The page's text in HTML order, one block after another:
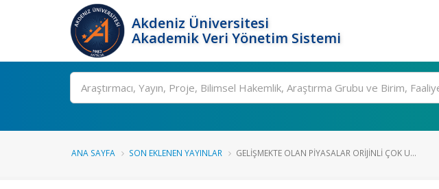
Akdeniz Üniversitesi
Akademik Veri Yönetim Sistemi
Ara
ANA SAYFA SON EKLENEN YAYINLAR GELIŞMEKTE OLAN PIYASALAR ORIJINLI ÇOK U...